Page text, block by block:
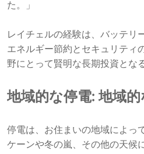
た。」
レイチェルの経験は、バッテリ
エネルギー節約とセキュリティ
野にとって賢明な長期投資とな
地域的な停電: 地域
停電は、お住まいの地域によっ
ケーンや冬の嵐、その他の天候